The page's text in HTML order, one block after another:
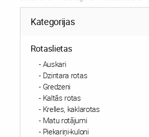
Kategorijas
Rotaslietas
Auskari
Dzintara rotas
Gredzeni
Kaltās rotas
Krelles, kaklarotas
Matu rotājumi
Piekariņi-kuloni